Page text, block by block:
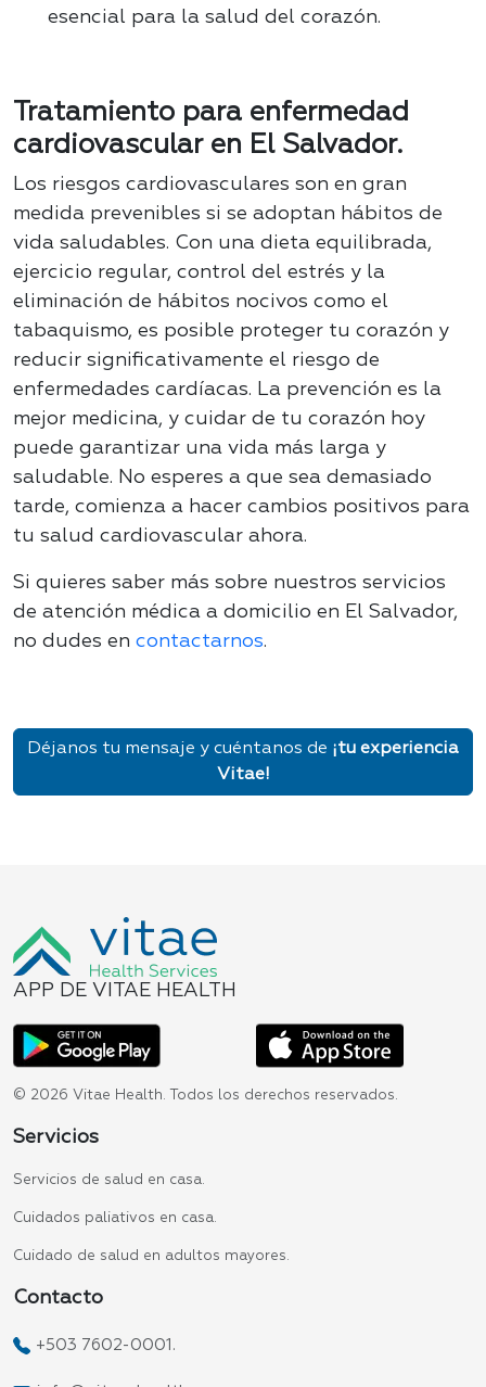
esencial para la salud del corazón.
Tratamiento para enfermedad
cardiovascular en El Salvador.
Los riesgos cardiovasculares son en gran
medida prevenibles si se adoptan hábitos de
vida saludables. Con una dieta equilibrada,
ejercicio regular, control del estrés y la
eliminación de hábitos nocivos como el
tabaquismo, es posible proteger tu corazón y
reducir significativamente el riesgo de
enfermedades cardíacas. La prevención es la
mejor medicina, y cuidar de tu corazón hoy
puede garantizar una vida más larga y
saludable. No esperes a que sea demasiado
tarde, comienza a hacer cambios positivos para
tu salud cardiovascular ahora.
Si quieres saber más sobre nuestros servicios
de atención médica a domicilio en El Salvador,
no dudes en contactarnos.
Déjanos tu mensaje y cuéntanos de ¡tu experiencia
Vitae!
APP DE VITAE HEALTH
© 2026 Vitae Health. Todos los derechos reservados.
Servicios
Servicios de salud en casa.
Cuidados paliativos en casa.
Cuidado de salud en adultos mayores.
Contacto
+503 7602-0001.